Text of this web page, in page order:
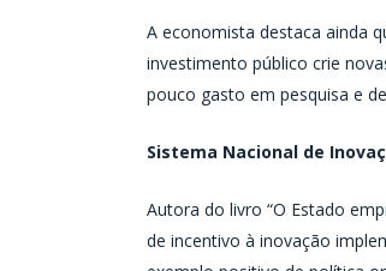
A economista destaca ainda
investimento público crie
pouco gasto em pesquisa e
Sistema Nacional de
Autora do livro “O Estado
de incentivo à inovação